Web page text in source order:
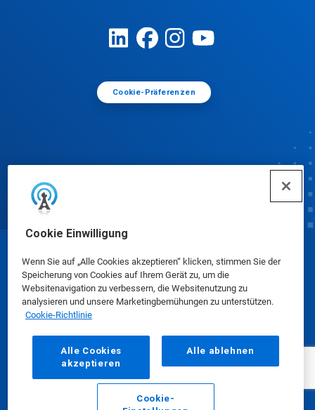
Cookie Einwilligung
Wenn Sie auf „Alle Cookies akzeptieren“ klicken, stimmen Sie der
Speicherung von Cookies auf Ihrem Gerät zu, um die
Websitenavigation zu verbessern, die Websitenutzung zu
analysieren und unsere Marketingbemühungen zu unterstützen.
Cookie-Richtlinie
Alle Cookies
akzeptieren
Alle ablehnen
Cookie-
Cookie-Präferenzen
© Ecolab Inc. 2025
Sicherheitsdatenblätter|Datenschutzrichtlinie